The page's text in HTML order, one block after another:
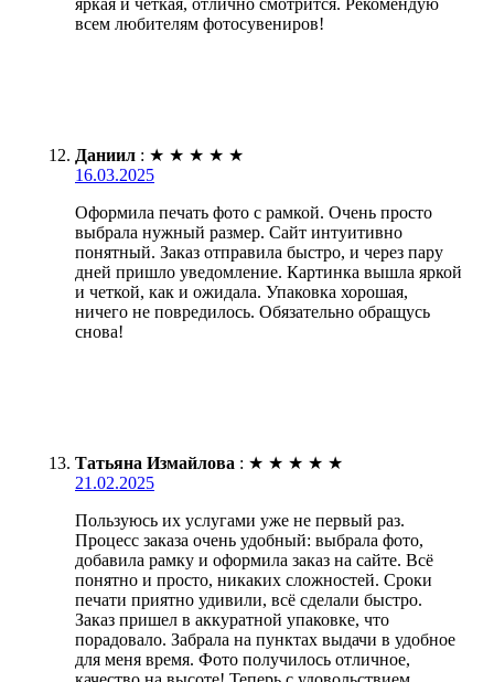
всем любителям фотосувениров!
Даниил : ★ ★ ★ ★ ★
16.03.2025
Оформила печать фото с рамкой. Очень просто
выбрала нужный размер. Сайт интуитивно
понятный. Заказ отправила быстро, и через пару
дней пришло уведомление. Картинка вышла яркой
и четкой, как и ожидала. Упаковка хорошая,
ничего не повредилось. Обязательно обращусь
снова!
Татьяна Измайлова : ★ ★ ★ ★ ★
21.02.2025
Пользуюсь их услугами уже не первый раз.
Процесс заказа очень удобный: выбрала фото,
добавила рамку и оформила заказ на сайте. Всё
понятно и просто, никаких сложностей. Сроки
печати приятно удивили, всё сделали быстро.
Заказ пришел в аккуратной упаковке, что
порадовало. Забрала на пунктах выдачи в удобное
для меня время. Фото получилось отличное,